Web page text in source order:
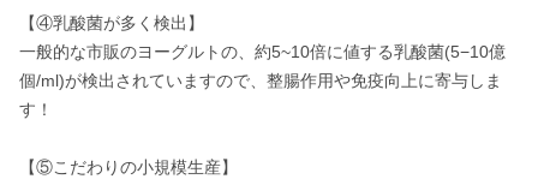
【④乳酸菌が多く検出】
一般的な市販のヨーグルトの、約5~10倍に値する乳酸菌(5−10億
個/ml)が検出されていますので、整腸作用や免疫向上に寄与しま
す！
【⑤こだわりの小規模生産】